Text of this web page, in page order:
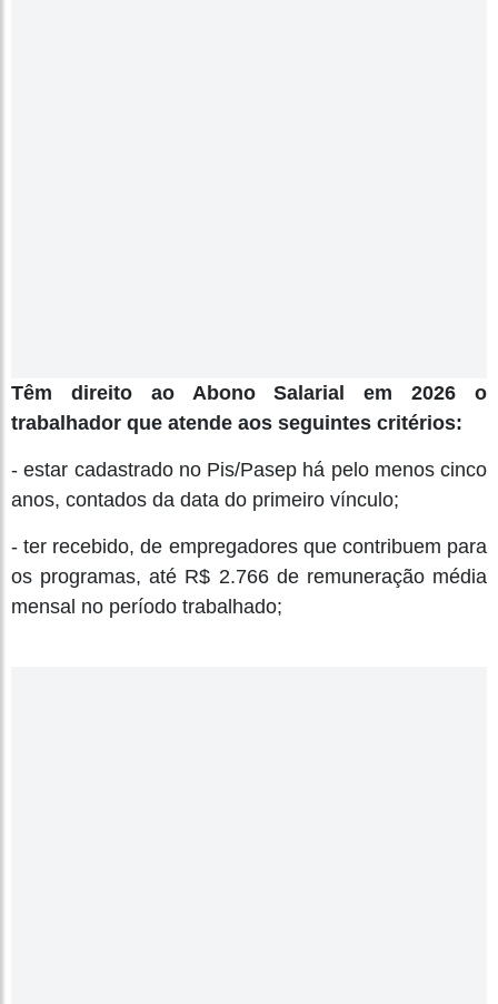
Têm direito ao Abono Salarial em 2026 o
trabalhador que atende aos seguintes critérios:
- estar cadastrado no Pis/Pasep há pelo menos cinco
anos, contados da data do primeiro vínculo;
- ter recebido, de empregadores que contribuem para
os programas, até R$ 2.766 de remuneração média
mensal no período trabalhado;